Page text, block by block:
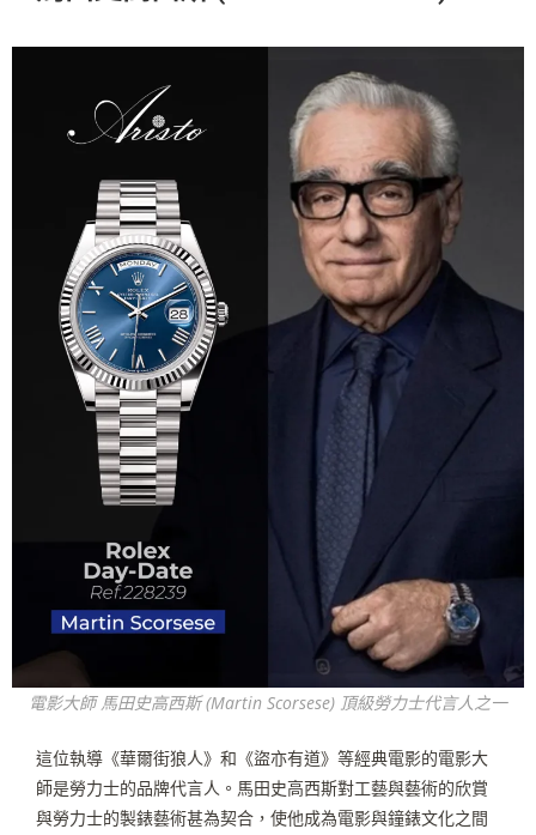
電影大師 馬田史高西斯 (Martin Scorsese) 頂級勞力士代言人之一
這位執導《華爾街狼人》和《盜亦有道》等經典電影的電影大
師是勞力士的品牌代言人。馬田史高西斯對工藝與藝術的欣賞
與勞力士的製錶藝術甚為契合，使他成為電影與鐘錶文化之間